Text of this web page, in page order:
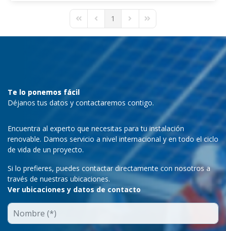
First PagePrevious Page
1 Next PageLast Page
Te lo ponemos fácil
Déjanos tus datos y contactaremos contigo.
Encuentra al experto que necesitas para tu instalación
renovable. Damos servicio a nivel internacional y en todo el ciclo
de vida de un proyecto.
Si lo prefieres, puedes contactar directamente con nosotros a
través de nuestras ubicaciones.
Ver ubicaciones y datos de contacto